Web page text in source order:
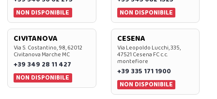
NON DISPONIBILE
NON DISPONIBILE
CIVITANOVA
Via S. Costantino, 98, 62012
Civitanova Marche MC
+39 349 28 11 427
NON DISPONIBILE
CESENA
Via Leopoldo Lucchi, 335,
47521 Cesena FC c.c.
montefiore
+39 335 171 1900
NON DISPONIBILE